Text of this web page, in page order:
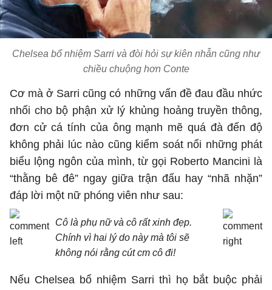
Chelsea bổ nhiệm Sarri và đòi hỏi sự kiên nhẫn cũng như
chiều chuộng hơn Conte
Cơ mà ở Sarri cũng có những vấn đề đau đầu nhức
nhối cho bộ phận xử lý khủng hoảng truyền thông,
đơn cử cá tính của ông mạnh mẽ quá đà đến độ
không phải lúc nào cũng kiểm soát nổi những phát
biểu lộng ngôn của mình, từ gọi Roberto Mancini là
“thằng bê đê” ngay giữa trận đấu hay “nhã nhặn”
đáp lời một nữ phóng viên như sau:
Cô là phụ nữ và cô rất xinh đẹp.
Chính vì hai lý do này mà tôi sẽ
không nói rằng cút cm cô đi!
Nếu Chelsea bổ nhiệm Sarri thì họ bắt buộc phải